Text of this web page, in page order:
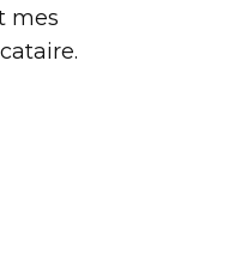
mes